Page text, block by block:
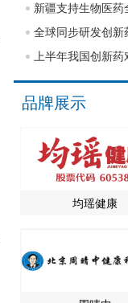
新疆支持生物医药
全球同步研发创新
上半年我国创新
品牌展示
均瑶健康